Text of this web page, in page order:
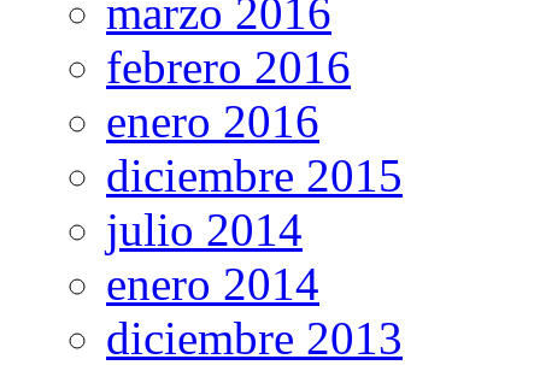
marzo 2016
febrero 2016
enero 2016
diciembre 2015
julio 2014
enero 2014
diciembre 2013